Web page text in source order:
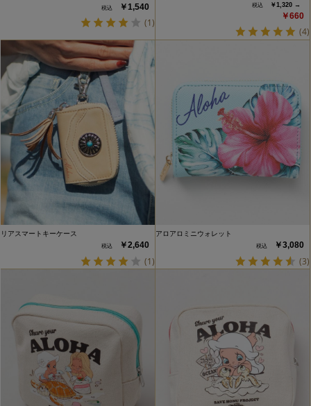
￥1,540
(1)
￥1,320 →
￥660
(4)
リアスマートキーケース
￥2,640
(1)
アロアロミニウォレット
￥3,080
(3)